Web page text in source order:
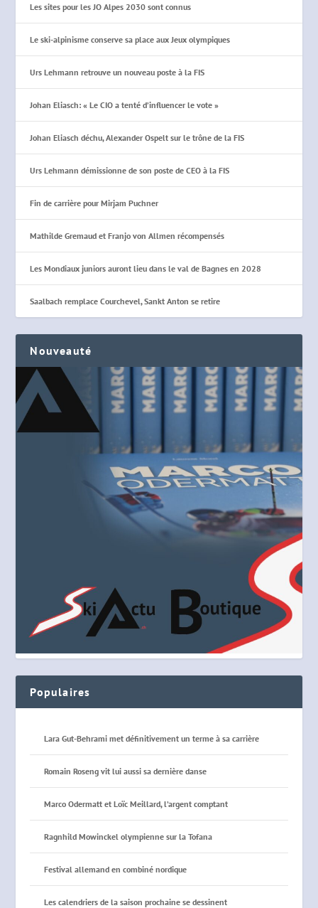
Les sites pour les JO Alpes 2030 sont connus
Le ski-alpinisme conserve sa place aux Jeux olympiques
Urs Lehmann retrouve un nouveau poste à la FIS
Johan Eliasch: « Le CIO a tenté d’influencer le vote »
Johan Eliasch déchu, Alexander Ospelt sur le trône de la FIS
Urs Lehmann démissionne de son poste de CEO à la FIS
Fin de carrière pour Mirjam Puchner
Mathilde Gremaud et Franjo von Allmen récompensés
Les Mondiaux juniors auront lieu dans le val de Bagnes en 2028
Saalbach remplace Courchevel, Sankt Anton se retire
Nouveauté
Populaires
Lara Gut-Behrami met définitivement un terme à sa carrière
Romain Roseng vit lui aussi sa dernière danse
Marco Odermatt et Loïc Meillard, l’argent comptant
Ragnhild Mowinckel olympienne sur la Tofana
Festival allemand en combiné nordique
Les calendriers de la saison prochaine se dessinent